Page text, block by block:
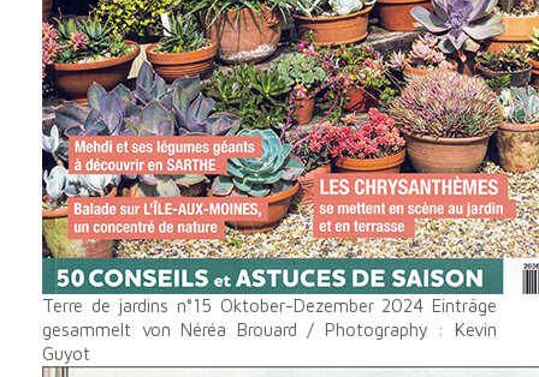
Terre de jardins n°15 Oktober-Dezember 2024 Einträge
gesammelt von Néréa Brouard / Photography : Kevin
Guyot